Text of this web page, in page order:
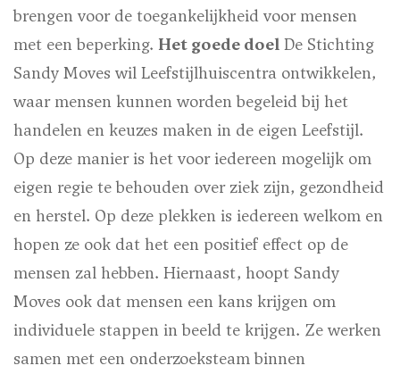
brengen voor de toegankelijkheid voor mensen
met een beperking. Het goede doel De Stichting
Sandy Moves wil Leefstijlhuiscentra ontwikkelen,
waar mensen kunnen worden begeleid bij het
handelen en keuzes maken in de eigen Leefstijl.
Op deze manier is het voor iedereen mogelijk om
eigen regie te behouden over ziek zijn, gezondheid
en herstel. Op deze plekken is iedereen welkom en
hopen ze ook dat het een positief effect op de
mensen zal hebben. Hiernaast, hoopt Sandy
Moves ook dat mensen een kans krijgen om
individuele stappen in beeld te krijgen. Ze werken
samen met een onderzoeksteam binnen